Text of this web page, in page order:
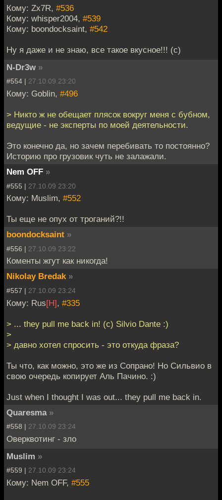
Кому: Zx7R, #536
Кому: whisper2004, #539
Кому: boondocksaint, #542
Ну я даже и не знаю, все такое вкусное!!! (с)
N-Dr3w »
#554 | 27.10.09 23:20
Кому: Goblin, #496
> Никто ж не обещает плясок вокруг меня с бубном,
ведущие - не эксперты по моей деятельности.
Это конечно да, но зачем перебивать то постоянно?
Историю про грузовик чуть не залажали.
Nem OFF »
#555 | 27.10.09 23:20
Кому: Muslim, #552
Ты еще не опух от троганий?!!
boondocksaint »
#556 | 27.10.09 23:22
Коменты жгут как никогда!
Nikolay Bredak »
#557 | 27.10.09 23:24
Кому: Rus[H], #335
> ... they pull me back in! (с) Silvio Dante :)
>
> давно хотел спросить - это откуда фраза?
Ты что, как можно, это же из Сопрано! Но Сильвио в
свою очередь копирует Аль Пачино. :)
Just when I thought I was out... they pull me back in.
Quaresma »
#558 | 27.10.09 23:24
Оверквотинг - зло
Muslim »
#559 | 27.10.09 23:24
Кому: Nem OFF, #555